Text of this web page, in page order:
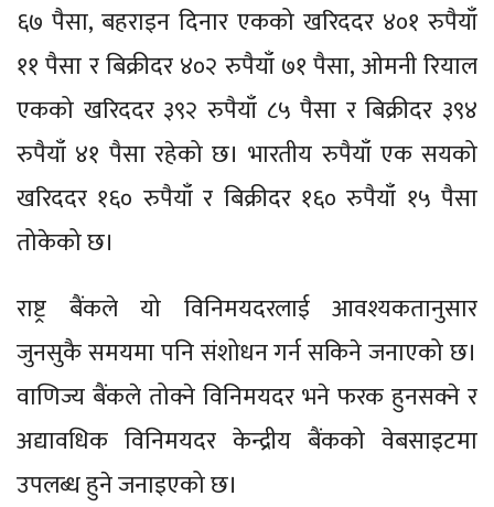
६७ पैसा, बहराइन दिनार एकको खरिददर ४०१ रुपैयाँ
११ पैसा र बिक्रीदर ४०२ रुपैयाँ ७१ पैसा, ओमनी रियाल
एकको खरिददर ३९२ रुपैयाँ ८५ पैसा र बिक्रीदर ३९४
रुपैयाँ ४१ पैसा रहेको छ। भारतीय रुपैयाँ एक सयको
खरिददर १६० रुपैयाँ र बिक्रीदर १६० रुपैयाँ १५ पैसा
तोकेको छ।
राष्ट्र बैंकले यो विनिमयदरलाई आवश्यकतानुसार
जुनसुकै समयमा पनि संशोधन गर्न सकिने जनाएको छ।
वाणिज्य बैंकले तोक्ने विनिमयदर भने फरक हुनसक्ने र
अद्यावधिक विनिमयदर केन्द्रीय बैंकको वेबसाइटमा
उपलब्ध हुने जनाइएको छ।